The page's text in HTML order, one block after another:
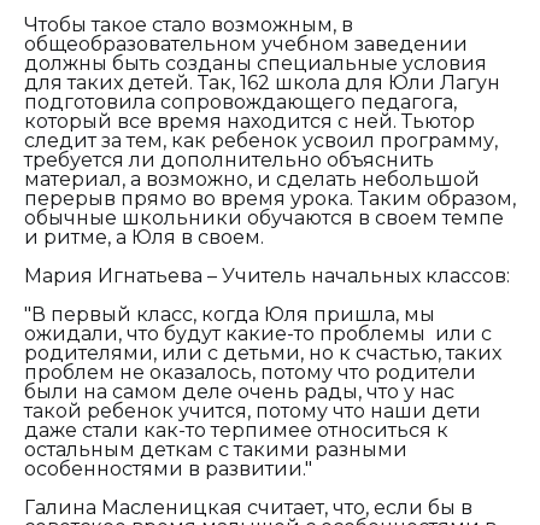
Чтобы такое стало возможным, в
общеобразовательном учебном заведении
должны быть созданы специальные условия
для таких детей. Так, 162 школа для Юли Лагун
подготовила сопровождающего педагога,
который все время находится с ней. Тьютор
следит за тем, как ребенок усвоил программу,
требуется ли дополнительно объяснить
материал, а возможно, и сделать небольшой
перерыв прямо во время урока. Таким образом,
обычные школьники обучаются в своем темпе
и ритме, а Юля в своем.
Мария Игнатьева – Учитель начальных классов:
"В первый класс, когда Юля пришла, мы
ожидали, что будут какие-то проблемы или с
родителями, или с детьми, но к счастью, таких
проблем не оказалось, потому что родители
были на самом деле очень рады, что у нас
такой ребенок учится, потому что наши дети
даже стали как-то терпимее относиться к
остальным деткам с такими разными
особенностями в развитии."
Галина Масленицкая считает, что, если бы в